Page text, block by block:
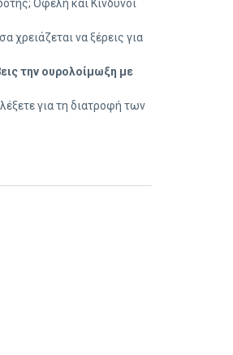
Οφέλη και Κίνδυνοι
χρειάζεται να ξέρεις για
την ουρολοίμωξη με
για τη διατροφή των